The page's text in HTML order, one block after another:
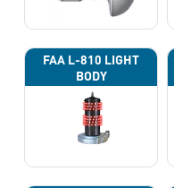
FAA L-810 LIGHT
BODY